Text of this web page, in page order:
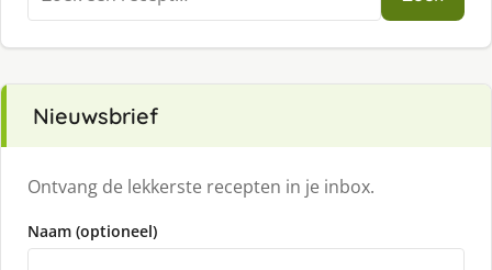
naar:
Nieuwsbrief
Ontvang de lekkerste recepten in je inbox.
Naam (optioneel)